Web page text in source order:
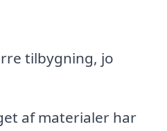
tilbygning, jo
af materialer har